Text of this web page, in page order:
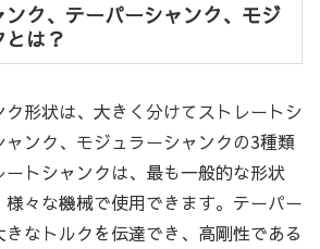
ク、テーパーシャンク、モジ
は？
形状は、大きく分けてストレートシ
ャンク、モジュラーシャンクの3種類
トシャンクは、最も一般的な形状
々な機械で使用できます。テーパー
なトルクを伝達でき、高剛性である